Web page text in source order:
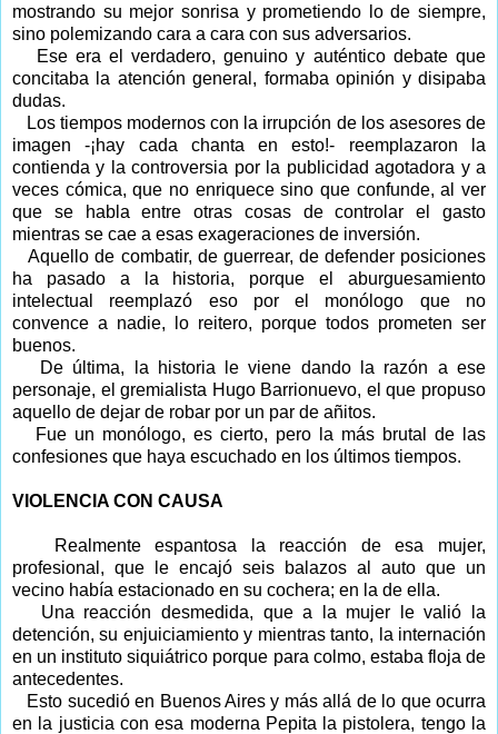
mostrando su mejor sonrisa y prometiendo lo de siempre,
sino polemizando cara a cara con sus adversarios.
Ese era el verdadero, genuino y auténtico debate que
concitaba la atención general, formaba opinión y disipaba
dudas.
Los tiempos modernos con la irrupción de los asesores de
imagen -¡hay cada chanta en esto!- reemplazaron la
contienda y la controversia por la publicidad agotadora y a
veces cómica, que no enriquece sino que confunde, al ver
que se habla entre otras cosas de controlar el gasto
mientras se cae a esas exageraciones de inversión.
Aquello de combatir, de guerrear, de defender posiciones
ha pasado a la historia, porque el aburguesamiento
intelectual reemplazó eso por el monólogo que no
convence a nadie, lo reitero, porque todos prometen ser
buenos.
De última, la historia le viene dando la razón a ese
personaje, el gremialista Hugo Barrionuevo, el que propuso
aquello de dejar de robar por un par de añitos.
Fue un monólogo, es cierto, pero la más brutal de las
confesiones que haya escuchado en los últimos tiempos.
VIOLENCIA CON CAUSA
Realmente espantosa la reacción de esa mujer,
profesional, que le encajó seis balazos al auto que un
vecino había estacionado en su cochera; en la de ella.
Una reacción desmedida, que a la mujer le valió la
detención, su enjuiciamiento y mientras tanto, la internación
en un instituto siquiátrico porque para colmo, estaba floja de
antecedentes.
Esto sucedió en Buenos Aires y más allá de lo que ocurra
en la justicia con esa moderna Pepita la pistolera, tengo la